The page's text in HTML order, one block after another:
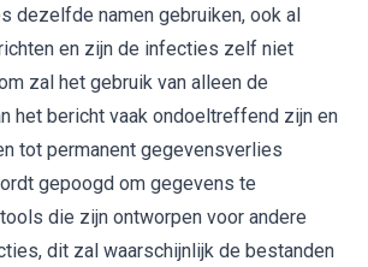
dezelfde namen gebruiken, ook al
en zijn de infecties zelf niet
zal het gebruik van alleen de
het bericht vaak ondoeltreffend zijn en
tot permanent gegevensverlies
gepoogd om gegevens te
die zijn ontworpen voor andere
dit zal waarschijnlijk de bestanden